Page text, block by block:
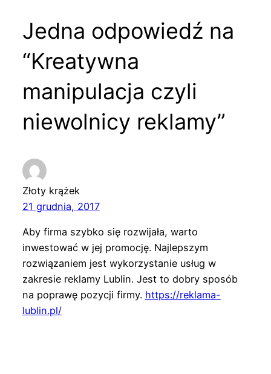
Jedna odpowiedź na
“Kreatywna
manipulacja czyli
niewolnicy reklamy”
Złoty krążek
21 grudnia, 2017
Aby firma szybko się rozwijała, warto
inwestować w jej promocję. Najlepszym
rozwiązaniem jest wykorzystanie usług w
zakresie reklamy Lublin. Jest to dobry sposób
na poprawę pozycji firmy. https://reklama-
lublin.pl/